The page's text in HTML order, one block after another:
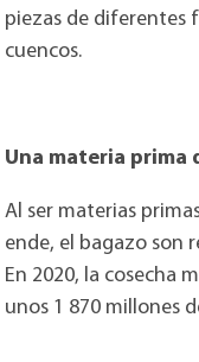
piezas de diferentes
cuencos.
Una materia prima
Al ser materias
ende, el bagazo son
En 2020, la cosecha
unos 1 870 millones